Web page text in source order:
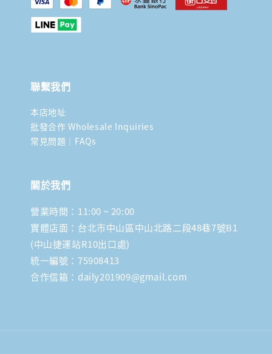
聯繫我們
本店地址
批發合作 Wholesale Inquiries
常見問題｜FAQs
關於我們
營業時間：11:00 ~ 20:00
實體店面：台北市中山區中山北路二段48巷7號B1
(中山捷運站R10出口處)
統一編號：75908413
合作信箱：daily201909@gmail.com